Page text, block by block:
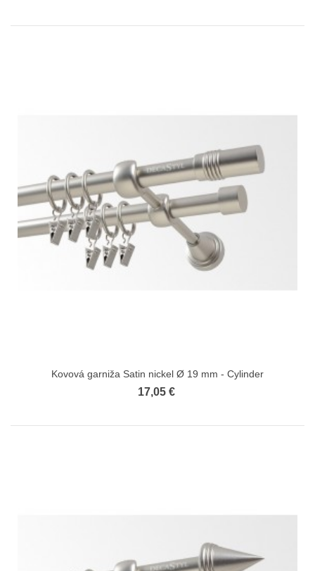
Kovová garniža Satin nickel Ø 19 mm - Cylinder
17,05 €